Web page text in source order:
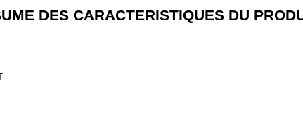
DES CARACTERISTIQUES DU